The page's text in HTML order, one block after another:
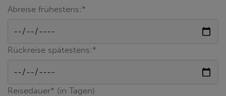
Abreise frühestens:*
Rückreise spätestens:*
Reisedauer* (in Tagen)